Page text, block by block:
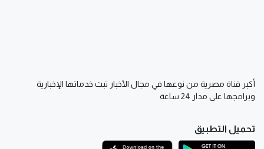
أكبر قناة مصرية من نوعها في مجال الأخبار تبث خدماتها الإخبارية
وبرامجها على مدار 24 ساعة
تحميل التطبيق